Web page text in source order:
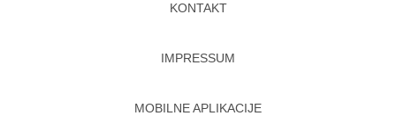
KONTAKT
IMPRESSUM
MOBILNE APLIKACIJE